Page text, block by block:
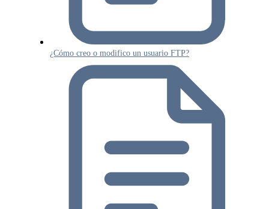
¿Cómo creo o modifico un usuario FTP?